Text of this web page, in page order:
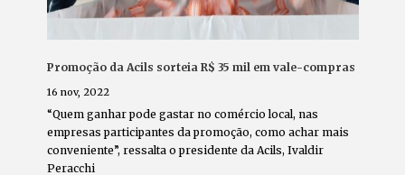
Promoção da Acils sorteia R$ 35 mil em vale-compras
16 nov, 2022
“Quem ganhar pode gastar no comércio local, nas
empresas participantes da promoção, como achar mais
conveniente”, ressalta o presidente da Acils, Ivaldir
Peracchi